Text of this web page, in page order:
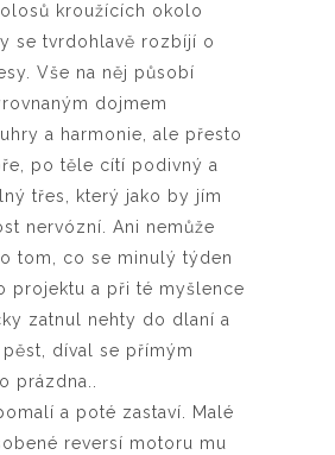
kroužících okolo
se tvrdohlavě rozbíjí o
Vše na něj působí
dojmem
a harmonie, ale přesto
po těle cítí podivný a
třes, který jako by jím
nervózní. Ani nemůže
tom, co se minulý týden
projektu a při té myšlence
zatnul nehty do dlaní a
díval se přímým
prázdna..
a poté zastaví. Malé
reversí motoru mu